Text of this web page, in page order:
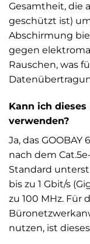
Gesamtheit, die
geschützt ist)
Abschirmung
gegen
Rauschen, was
Kann ich
verwenden?
Ja, das GOOBAY
nach dem
Standard
bis zu 1 Gbit/s
zu 100 MHz. Für
nutzen, ist